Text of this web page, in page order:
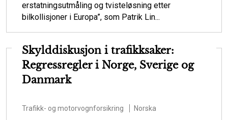
erstatningsutmåling og tvisteløsning etter
bilkollisjoner i Europa”, som Patrik Lin...
Skylddiskusjon i trafikksaker:
Regressregler i Norge, Sverige og
Danmark
Trafikk- og motorvognforsikring Norska